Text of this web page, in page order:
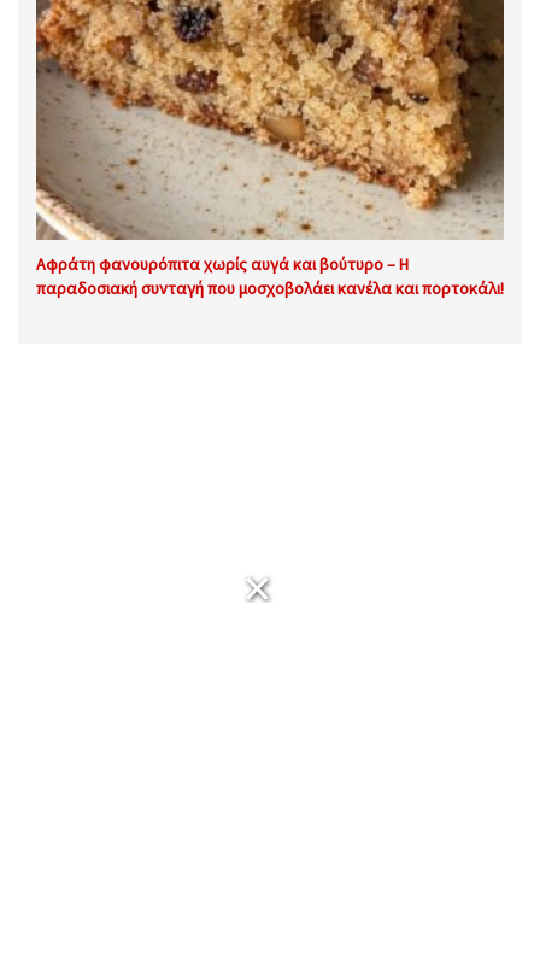
Αφράτη φανουρόπιτα χωρίς αυγά και βούτυρο – Η
παραδοσιακή συνταγή που μοσχοβολάει κανέλα και πορτοκάλι!